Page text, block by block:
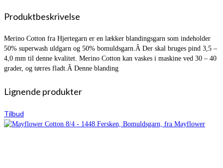
Produktbeskrivelse
Merino Cotton fra Hjertegarn er en lækker blandingsgarn som indeholder
50% superwash uldgarn og 50% bomuldsgarn.Â Der skal bruges pind 3,5 –
4,0 mm til denne kvalitet. Merino Cotton kan vaskes i maskine ved 30 – 40
grader, og tørres fladt.Â Denne blanding
Lignende produkter
Tilbud